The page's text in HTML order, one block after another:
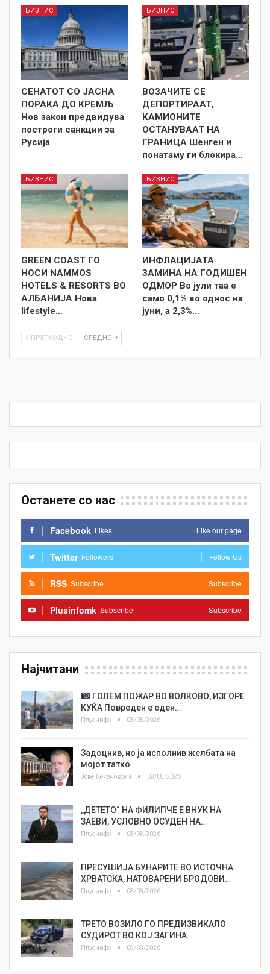
БИЗНИС
СЕНАТОТ СО ЈАСНА
ПОРАКА ДО КРЕМЉ
Нов закон предвидува
построги санкции за
Русија
БИЗНИС
ВОЗАЧИТЕ СЕ
ДЕПОРТИРААТ,
КАМИОНИТЕ
ОСТАНУВААТ НА
ГРАНИЦА Шенген и
понатаму ги блокира…
БИЗНИС
GREEN COAST ГО
НОСИ NAMMOS
HOTELS & RESORTS ВО
АЛБАНИЈА Нова
lifestyle…
БИЗНИС
ИНФЛАЦИЈАТА
ЗАМИНА НА ГОДИШЕН
ОДМОР Во јули таа е
само 0,1% во однос на
јуни, а 2,3%…
ПРЕТХОДНО СЛЕДНО
Останете со нас
Facebook Likes Like our page
Twitter Followers Follow Us
RSS Subscribe Subscribe
Plusinfomk Subscribe Subscribe
Најчитани
ГОЛЕМ ПОЖАР ВО ВОЛКОВО, ИЗГОРЕ
КУЌА Повреден е еден…
Плусинфо 08/08/2026
Задоцнив, но ја исполнив желбата на
мојот татко
Јове Кекеновски 08/08/2026
„ДЕТЕТО“ НА ФИЛИПЧЕ Е ВНУК НА
ЗАЕВИ, УСЛОВНО ОСУДЕН НА…
Плусинфо 08/08/2026
ПРЕСУШИЈА БУНАРИТЕ ВО ИСТОЧНА
ХРВАТСКА, НАТОВАРЕНИ БРОДОВИ…
Плусинфо 08/08/2026
ТРЕТО ВОЗИЛО ГО ПРЕДИЗВИКАЛО
СУДИРОТ ВО КОЈ ЗАГИНА…
Плусинфо 08/08/2026